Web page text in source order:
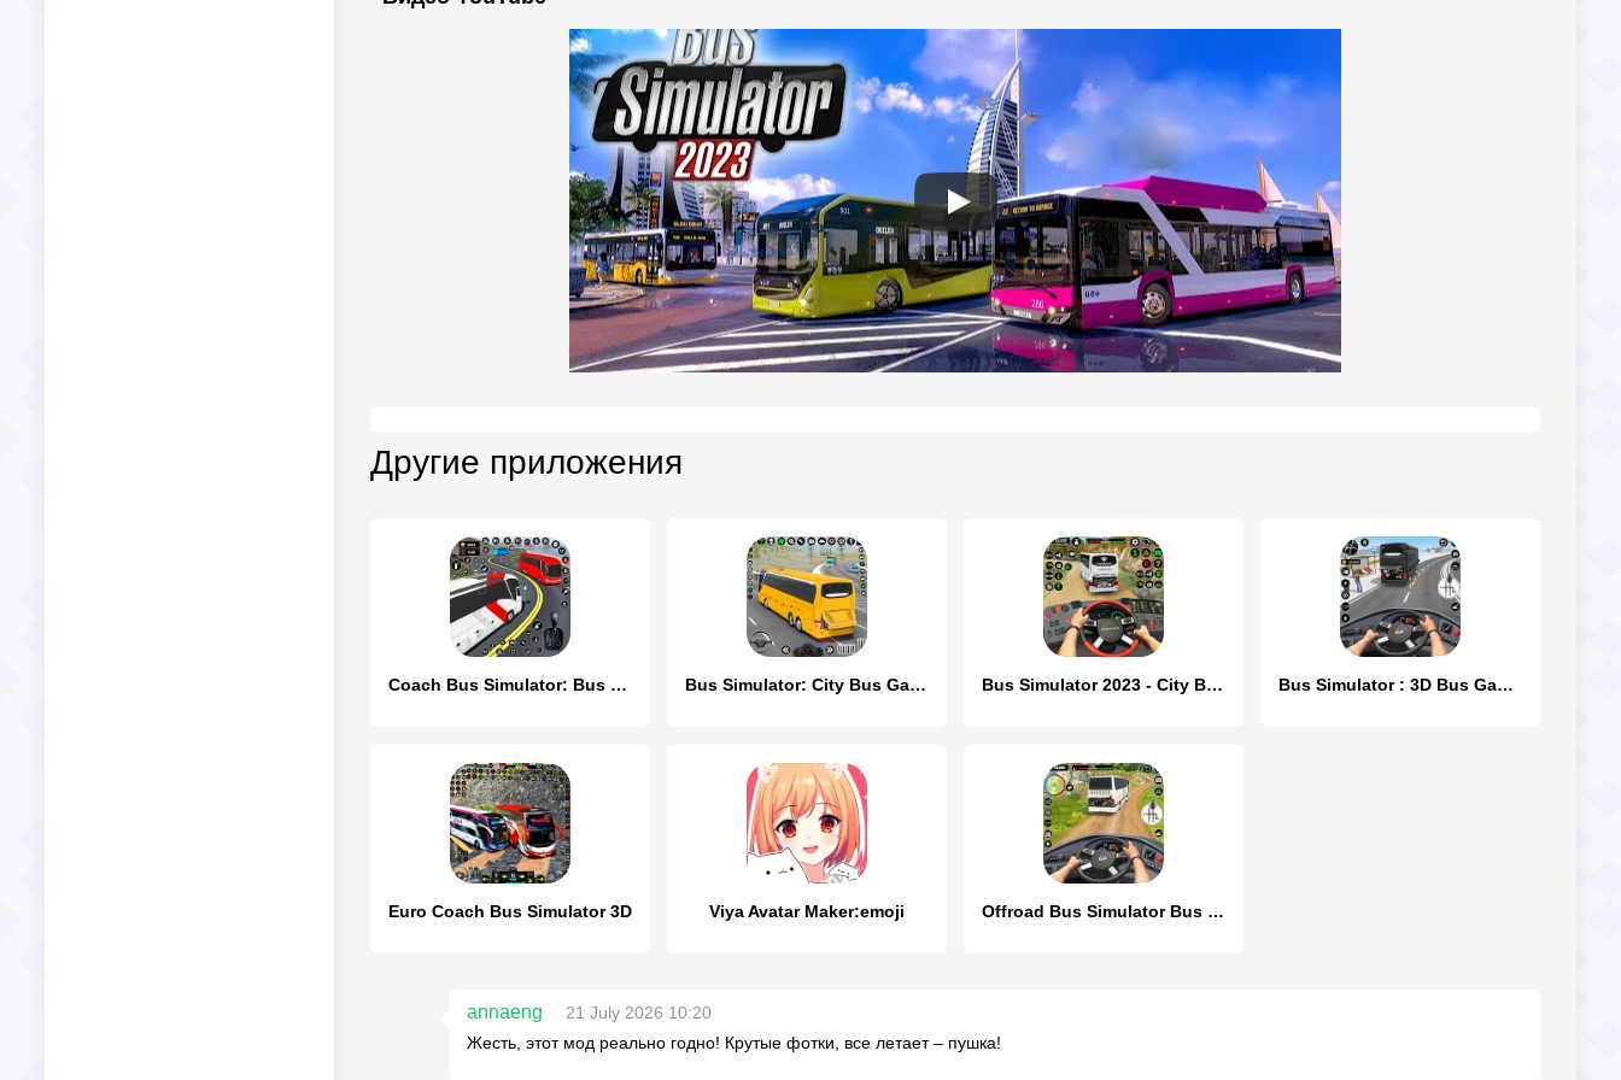
Другие приложения
Coach Bus Simulator: Bus Games Bus Simulator: City Bus Games Bus Simulator 2023 - City Bus Bus Simulator : 3D Bus Games
Euro Coach Bus Simulator 3D Viya Avatar Maker:emoji Offroad Bus Simulator Bus Game
annaeng
21 July 2026 10:20
Жесть, этот мод реально годно! Крутые фотки, все летает – пушка!